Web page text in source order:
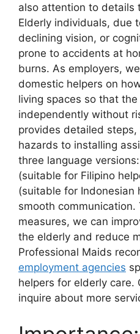
also attention to details
Elderly individuals, due
declining vision, or
prone to accidents at
burns. As employers,
domestic helpers on
living spaces so that
independently without
provides detailed
hazards to installing
three language
(suitable for Filipino
(suitable for Indonesian
smooth communication.
measures, we can
the elderly and reduce
Professional Maids
employment agencies
helpers for elderly care.
inquire about more